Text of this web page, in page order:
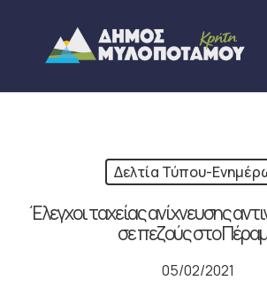
content
Δελτία Τύπου-
Έλεγχοι ταχείας ανίχνευσης
σε πεζούς στο
05/02/2021